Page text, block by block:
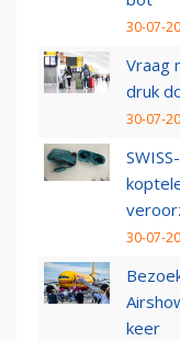
30-07-
Vraag
druk
30-07-
30-07-
keer